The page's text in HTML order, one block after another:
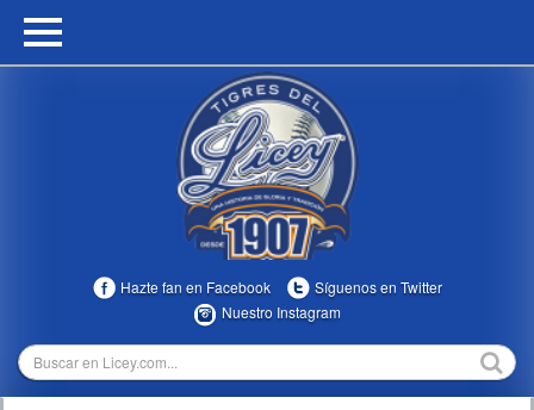
HOME
MULTIMEDIA
Hazte fan en Facebook
Síguenos en Twitter
Nuestro Instagram